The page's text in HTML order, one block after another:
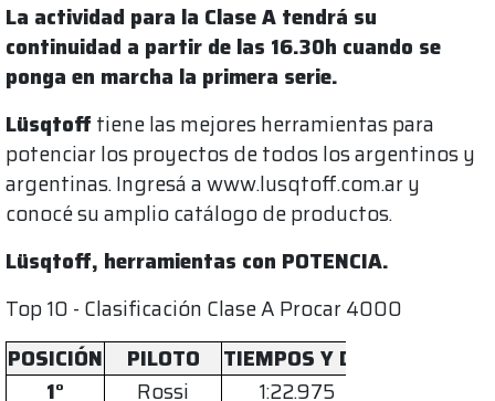
La actividad para la Clase A tendrá su
continuidad a partir de las 16.30h cuando se
ponga en marcha la primera serie.
Lüsqtoff tiene las mejores herramientas para
potenciar los proyectos de todos los argentinos y
argentinas. Ingresá a www.lusqtoff.com.ar y
conocé su amplio catálogo de productos.
Lüsqtoff, herramientas con POTENCIA.
Top 10 - Clasificación Clase A Procar 4000
POSICIÓN
PILOTO
TIEMPOS Y DIF
1°
Rossi
1:22.975